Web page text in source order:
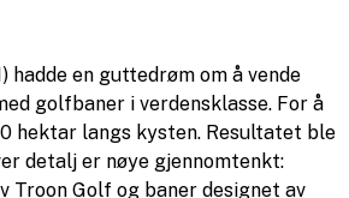
hadde en guttedrøm om å vende
golfbaner i verdensklasse. For å
hektar langs kysten. Resultatet ble
detalj er nøye gjennomtenkt:
Troon Golf og baner designet av